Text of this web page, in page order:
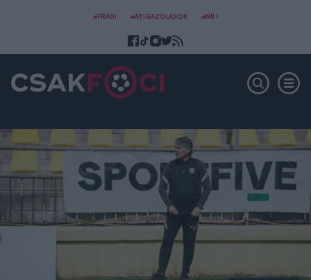
#FRADI #ÁTIGAZOLÁSOK #NB I